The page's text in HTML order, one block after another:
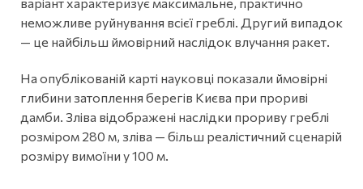
неможливе руйнування всієї греблі. Другий випадок
— це найбільш ймовірний наслідок влучання ракет.
На опублікованій карті науковці показали ймовірні
глибини затоплення берегів Києва при прориві
дамби. Зліва відображені наслідки прориву греблі
розміром 280 м, зліва — більш реалістичний сценарій
розміру вимоїни у 100 м.